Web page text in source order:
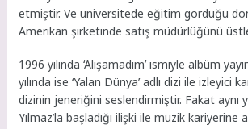
etmiştir. Ve üniversitede eğitim gördüğü
Amerikan şirketinde satış müdürlüğünü
1996 yılında ‘Alışamadım’ ismiyle albüm
yılında ise ‘Yalan Dünya’ adlı dizi ile izleyici
dizinin jeneriğini seslendirmiştir. Fakat aynı
Yılmaz’la başladığı ilişki ile müzik kariyerine